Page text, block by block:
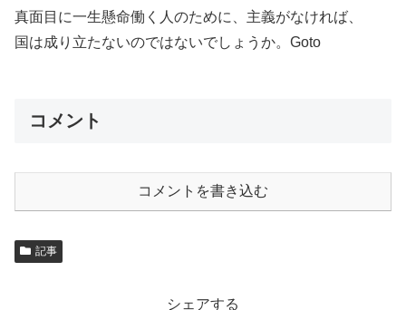
真面目に一生懸命働く人のために、主義がなければ、
国は成り立たないのではないでしょうか。Goto
コメント
コメントを書き込む
記事
シェアする